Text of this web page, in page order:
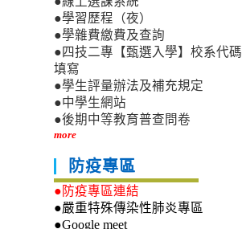
●學習歷程（夜）
●學雜費繳費及查詢
●四技二專【甄選入學】校系代碼
填寫
●學生評量辦法及補充規定
●中學生網站
●後期中等教育普查問卷
more
防疫專區
●防疫專區連結
●嚴重特殊傳染性肺炎專區
●Google meet